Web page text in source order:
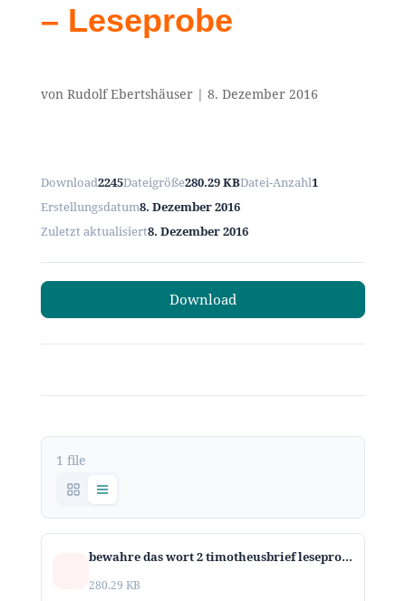
– Leseprobe
von Rudolf Ebertshäuser| 8. Dezember 2016
Download2245Dateigröße280.29 KBDatei-Anzahl1
Erstellungsdatum8. Dezember 2016
Zuletzt aktualisiert8. Dezember 2016
Download
1 file
bewahre das wort 2 timotheusbrief leseprobe
280.29 KB